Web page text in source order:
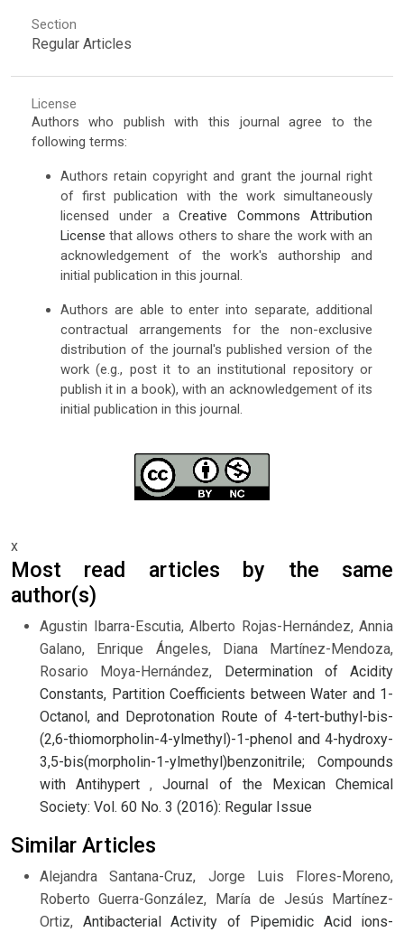
Section
Regular Articles
License
Authors who publish with this journal agree to the
following terms:
Authors retain copyright and grant the journal right
of first publication with the work simultaneously
licensed under aCreative Commons Attribution
License that allows others to share the work with an
acknowledgement of the work's authorship and
initial publication in this journal.
Authors are able to enter into separate, additional
contractual arrangements for the non-exclusive
distribution of the journal's published version of the
work (e.g., post it to an institutional repository or
publish it in a book), with an acknowledgement of its
initial publication in this journal.
x
Most read articles by the same
author(s)
Agustin Ibarra-Escutia, Alberto Rojas-Hernández, Annia
Galano, Enrique Ángeles, Diana Martínez-Mendoza,
Rosario Moya-Hernández,
Determination of Acidity
Constants, Partition Coefficients between Water and 1-
Octanol, and Deprotonation Route of 4-tert-buthyl-bis-
(2,6-thiomorpholin-4-ylmethyl)-1-phenol and 4-hydroxy-
3,5-bis(morpholin-1-ylmethyl)benzonitrile; Compounds
with Antihypert,Journal of the Mexican Chemical
Society: Vol. 60 No. 3 (2016): Regular Issue
Similar Articles
Alejandra Santana-Cruz, Jorge Luis Flores-Moreno,
Roberto Guerra-González, María de Jesús Martínez-
Ortiz, Antibacterial Activity of Pipemidic Acid ions-